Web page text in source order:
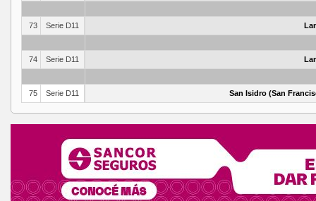
73 Serie D11
74 Serie D11
75 Serie D11 San Isidro (San